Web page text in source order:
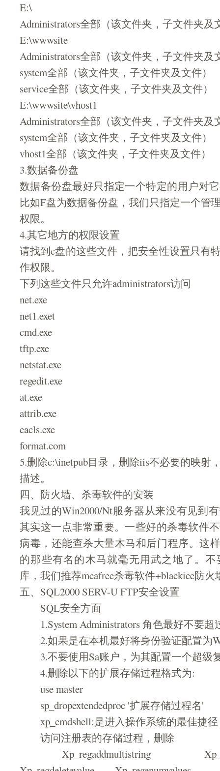
E:\
Administrators全部（该文件夹，子文件夹及
E:\wwwsite
Administrators全部（该文件夹，子文件夹及
system全部（该文件夹，子文件夹及文件）
service全部（该文件夹，子文件夹及文件）
E:\wwwsite\vhost1
Administrators全部（该文件夹，子文件夹及
system全部（该文件夹，子文件夹及文件）
vhost1全部（该文件夹，子文件夹及文件）
3.数据备份盘
数据备份盘最好只指定一个特定的用户对
比如F盘为数据备份盘，我们只指定一个管
权限。
4.其它地方的权限设置
请找到c盘的这些文件，把安全性设置只有
作权限。
下列这些文件只允许administrators访问
net.exe
net1.exet
cmd.exe
tftp.exe
netstat.exe
regedit.exe
at.exe
attrib.exe
cacls.exe
format.com
5.删除c:\inetpub目录，删除iis不必要的映射
描述。
四、防火墙、杀毒软件的安装
我见过的Win2000/Nt服务器从来没有见到
其实这一点非常重要。一些好的杀毒软件
病毒，还能查杀大量木马和后门程序。这
的那些有名的木马就毫无用武之地了。
库，我们推荐mcafree杀毒软件+blackice防火
五、SQL2000 SERV-U FTP安全设置
SQL安全方面
1.System Administrators 角色最好不要超
2.如果是在本机最好将身份验证配置为
3.不要使用Sa账户，为其配置一个超级
4.删除以下的扩展存储过程格式为:
use master
sp_dropextendedproc '扩展存储过程名'
xp_cmdshell:是进入操作系统的最佳捷
访问注册表的存储过程，删除
Xp_regaddmultistring